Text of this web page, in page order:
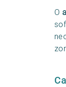
O